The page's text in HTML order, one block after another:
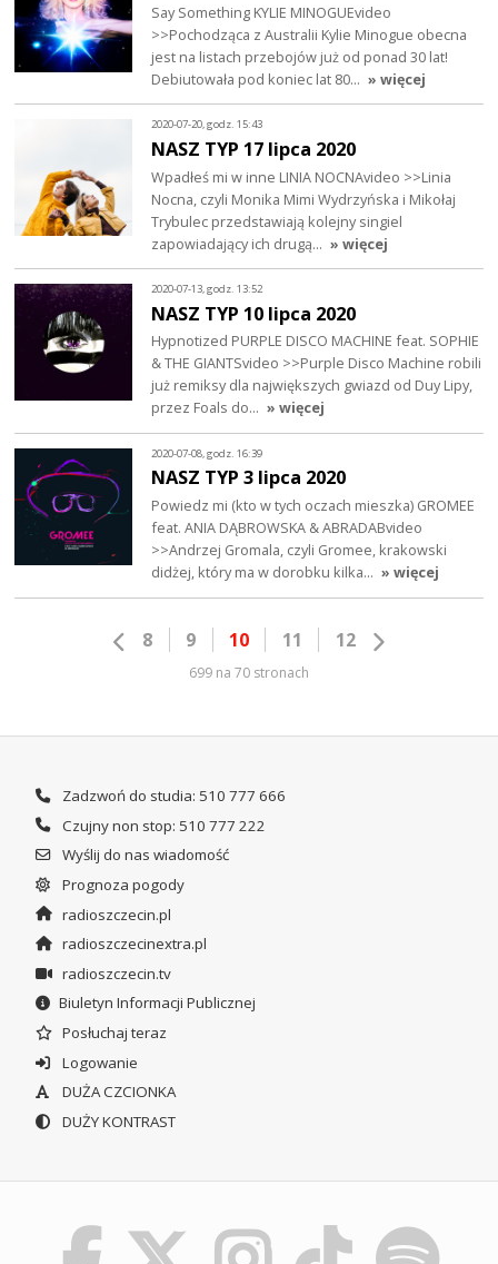
Say Something KYLIE MINOGUEvideo
>>Pochodząca z Australii Kylie Minogue obecna
jest na listach przebojów już od ponad 30 lat!
Debiutowała pod koniec lat 80… » więcej
2020-07-20, godz. 15:43
NASZ TYP 17 lipca 2020
Wpadłeś mi w inne LINIA NOCNAvideo >>Linia
Nocna, czyli Monika Mimi Wydrzyńska i Mikołaj
Trybulec przedstawiają kolejny singiel
zapowiadający ich drugą… » więcej
2020-07-13, godz. 13:52
NASZ TYP 10 lipca 2020
Hypnotized PURPLE DISCO MACHINE feat. SOPHIE
& THE GIANTSvideo >>Purple Disco Machine robili
już remiksy dla największych gwiazd od Duy Lipy,
przez Foals do… » więcej
2020-07-08, godz. 16:39
NASZ TYP 3 lipca 2020
Powiedz mi (kto w tych oczach mieszka) GROMEE
feat. ANIA DĄBROWSKA & ABRADABvideo
>>Andrzej Gromala, czyli Gromee, krakowski
didżej, który ma w dorobku kilka… » więcej
8 9 10 11 12
699 na 70 stronach
Zadzwoń do studia: 510 777 666
Czujny non stop: 510 777 222
Wyślij do nas wiadomość
Prognoza pogody
radioszczecin.pl
radioszczecinextra.pl
radioszczecin.tv
Biuletyn Informacji Publicznej
Posłuchaj teraz
Logowanie
DUŻA CZCIONKA
DUŻY KONTRAST